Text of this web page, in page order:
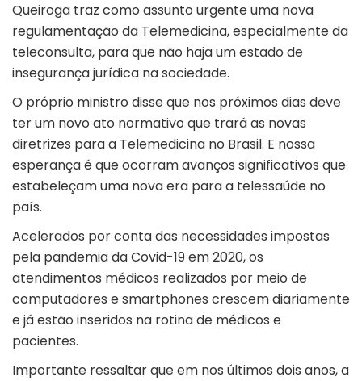
Queiroga traz como assunto urgente uma nova
regulamentação da Telemedicina, especialmente da
teleconsulta, para que não haja um estado de
insegurança jurídica na sociedade.
O próprio ministro disse que nos próximos dias deve
ter um novo ato normativo que trará as novas
diretrizes para a Telemedicina no Brasil. E nossa
esperança é que ocorram avanços significativos que
estabeleçam uma nova era para a telessaúde no
país.
Acelerados por conta das necessidades impostas
pela pandemia da Covid-19 em 2020, os
atendimentos médicos realizados por meio de
computadores e smartphones crescem diariamente
e já estão inseridos na rotina de médicos e
pacientes.
Importante ressaltar que em nos últimos dois anos, a